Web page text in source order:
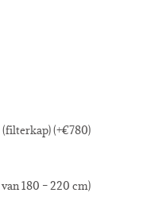
(+€780)
180 – 220 cm)